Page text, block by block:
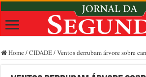
Home /CIDADE/Ventos derrubam árvore sobre